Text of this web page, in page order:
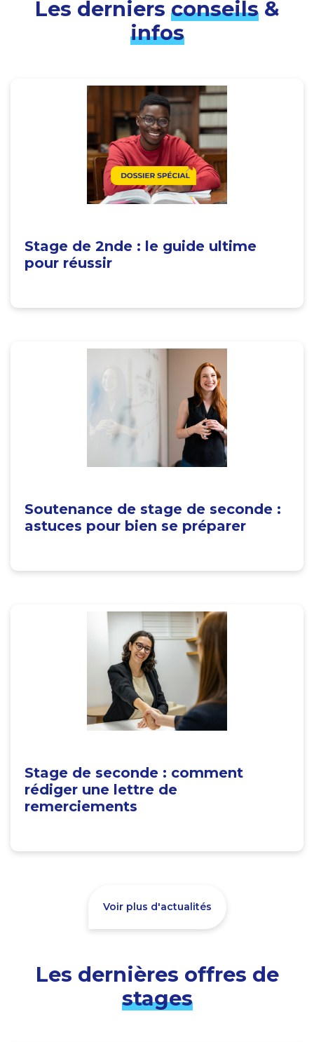
Les derniers conseils&
infos
Stage de 2nde : le guide ultime
pour réussir
Soutenance de stage de seconde :
astuces pour bien se préparer
Stage de seconde : comment
rédiger une lettre de
remerciements
Voir plus d'actualités
Les dernières offres de
stages